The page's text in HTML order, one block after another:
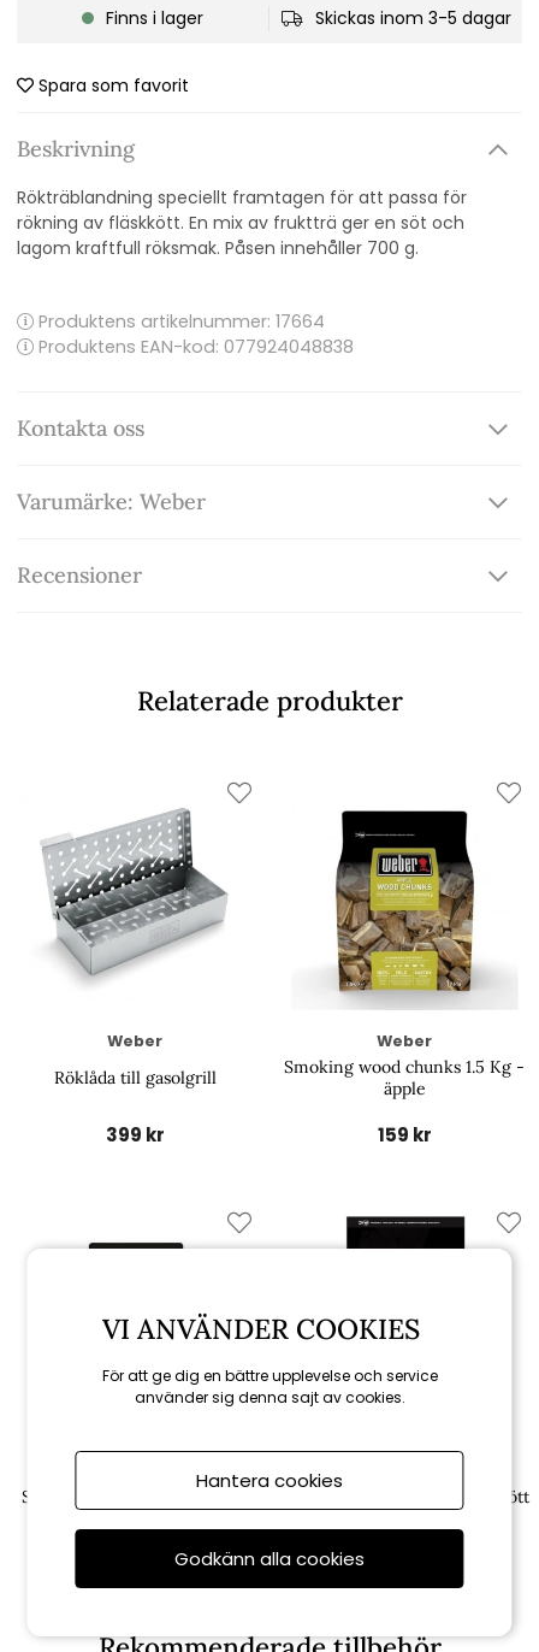
Finns i lager Skickas inom 3-5 dagar
Spara som favorit
Beskrivning
Rökträblandning speciellt framtagen för att passa för
rökning av fläskkött. En mix av fruktträ ger en söt och
lagom kraftfull röksmak. Påsen innehåller 700 g.
Produktens artikelnummer: 17664
Produktens EAN-kod: 077924048838
Kontakta oss
Varumärke: Weber
Recensioner
Relaterade produkter
Weber
Röklåda till gasolgrill
399 kr
Weber
Smoking wood chunks 1.5 Kg -
äpple
159 kr
Smoking wood chips 0.7 Kg -
Smoking wood chips - Fläskkött
VI ANVÄNDER COOKIES
För att ge dig en bättre upplevelse och service
använder sig denna sajt av cookies.
Hantera cookies
Godkänn alla cookies